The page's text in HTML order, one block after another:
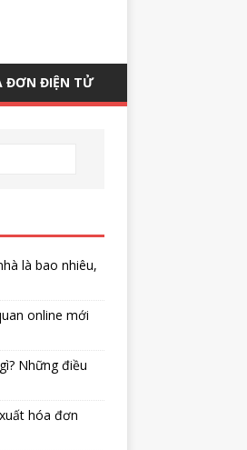
ĐƠN ĐIỆN TỬ
là bao nhiêu,
online mới
Những điều
hóa đơn